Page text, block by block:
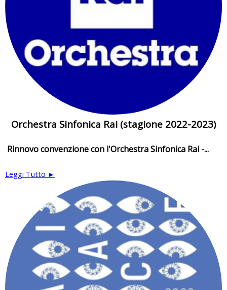
Orchestra Sinfonica Rai (stagione 2022-2023)
Rinnovo convenzione con l'Orchestra Sinfonica Rai -...
Leggi Tutto ►